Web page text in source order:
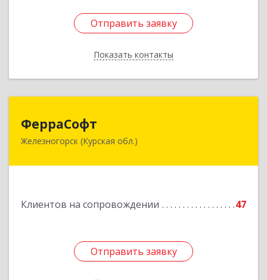
Отправить заявку
Показать контакты
Отправить заявку
Назад
ФерраСофт
Железногорск (Курская обл.)
Клиентов на сопровождении 47
Отправить заявку
307179, Курская обл, Железногорск г, Ленина ул,
Отправить заявку